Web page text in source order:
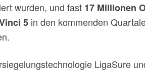
wurden, und fast 17 Millionen
5 in den kommenden
LigaSure